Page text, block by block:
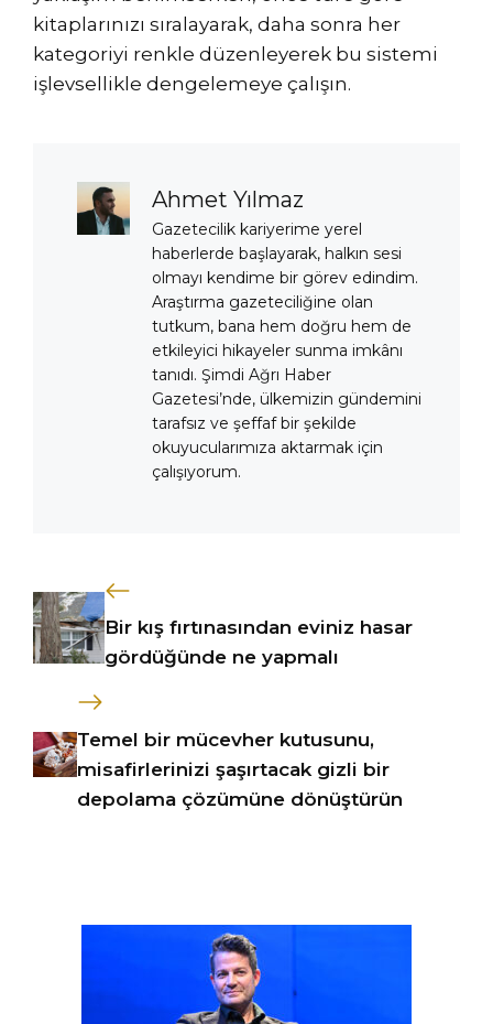
kitaplarınızı sıralayarak, daha sonra her
kategoriyi renkle düzenleyerek bu sistemi
işlevsellikle dengelemeye çalışın.
Ahmet Yılmaz
Gazetecilik kariyerime yerel
haberlerde başlayarak, halkın sesi
olmayı kendime bir görev edindim.
Araştırma gazeteciliğine olan
tutkum, bana hem doğru hem de
etkileyici hikayeler sunma imkânı
tanıdı. Şimdi Ağrı Haber
Gazetesi’nde, ülkemizin gündemini
tarafsız ve şeffaf bir şekilde
okuyucularımıza aktarmak için
çalışıyorum.
Bir kış fırtınasından eviniz hasar
gördüğünde ne yapmalı
Temel bir mücevher kutusunu,
misafirlerinizi şaşırtacak gizli bir
depolama çözümüne dönüştürün